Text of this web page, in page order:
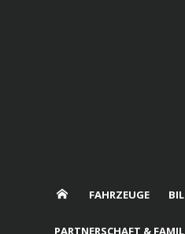
FAHRZEUGE
PARTNERSCHAFT &